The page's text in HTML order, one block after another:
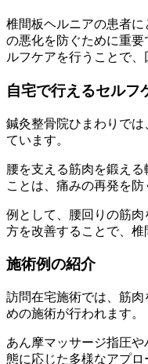
椎間板ヘルニアの患者
の悪化を防ぐために重
ルフケアを行うことで、
自宅で行えるセルフ
鍼灸整骨院ひまわりで
ています。
腰を支える筋肉を鍛え
ことは、痛みの再発を防
例として、腰回りの筋
方を改善することで、椎
施術例の紹介
訪問在宅施術では、筋
めの施術が行われます。
あん摩マッサージ指圧
態に応じた多様なアプロ